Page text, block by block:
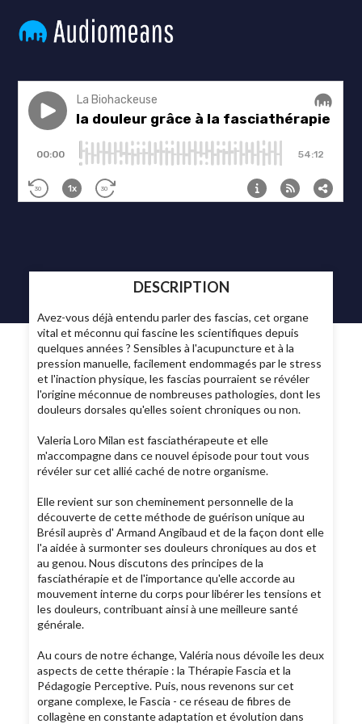
DESCRIPTION
Avez-vous déjà entendu parler des fascias, cet organe
vital et méconnu qui fascine les scientifiques depuis
quelques années ? Sensibles à l'acupuncture et à la
pression manuelle, facilement endommagés par le stress
et l'inaction physique, les fascias pourraient se révéler
l'origine méconnue de nombreuses pathologies, dont les
douleurs dorsales qu'elles soient chroniques ou non.
Valeria Loro Milan est fasciathérapeute et elle
m'accompagne dans ce nouvel épisode pour tout vous
révéler sur cet allié caché de notre organisme.
Elle revient sur son cheminement personnelle de la
découverte de cette méthode de guérison unique au
Brésil auprès d' Armand Angibaud et de la façon dont elle
l'a aidée à surmonter ses douleurs chroniques au dos et
au genou. Nous discutons des principes de la
fasciathérapie et de l'importance qu'elle accorde au
mouvement interne du corps pour libérer les tensions et
les douleurs, contribuant ainsi à une meilleure santé
générale.
Au cours de notre échange, Valéria nous dévoile les deux
aspects de cette thérapie : la Thérapie Fascia et la
Pédagogie Perceptive. Puis, nous revenons sur cet
organe complexe, le Fascia - ce réseau de fibres de
collagène en constante adaptation et évolution dans